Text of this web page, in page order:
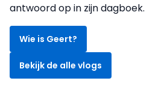
antwoord op in zijn dagboek.
Wie is Geert?
Bekijk de alle vlogs